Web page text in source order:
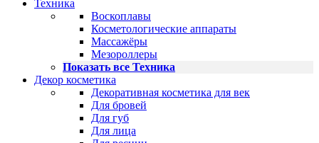
Техника
Воскоплавы
Косметологические аппараты
Массажёры
Мезороллеры
Показать все Техника
Декор косметика
Декоративная косметика для век
Для бровей
Для губ
Для лица